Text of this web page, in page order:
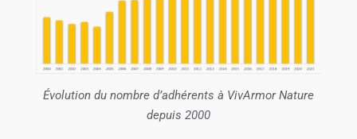
Évolution du nombre d’adhérents à VivArmor Nature
depuis 2000